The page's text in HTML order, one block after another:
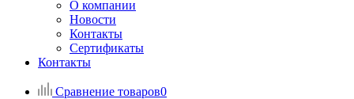
О компании
Новости
Контакты
Сертификаты
Контакты
Сравнение товаров0